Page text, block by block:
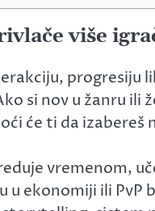
više
progresiju
si nov u žanru ili
će ti da
vremenom,
u ekonomiji ili